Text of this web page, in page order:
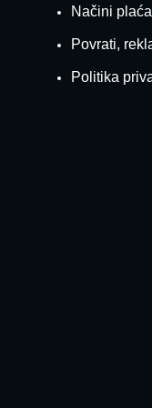
Načini
Povrati,
Politika